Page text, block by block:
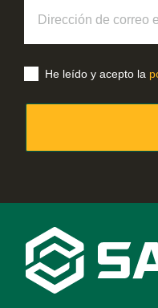
Footer
Navigation
correo
electrónico
He leído y acepto la